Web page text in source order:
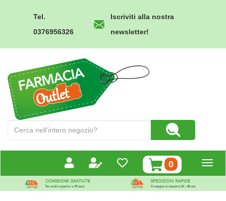
Tel.
0376956326
Iscriviti alla nostra
newsletter!
Outlet
Prodotto
Cerca Prodotto
0prodotti
inseriti